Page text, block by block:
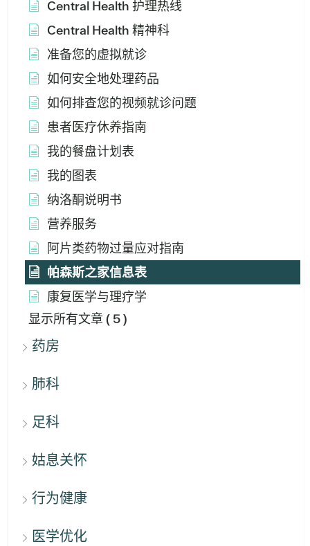
Central Health 护理热线
Central Health 精神科
准备您的虚拟就诊
如何安全地处理药品
如何排查您的视频就诊问题
患者医疗休养指南
我的餐盘计划表
我的图表
纳洛酮说明书
营养服务
阿片类药物过量应对指南
帕森斯之家信息表
康复医学与理疗学
显示所有文章 ( 5 )
药房
肺科
足科
姑息关怀
行为健康
医学优化